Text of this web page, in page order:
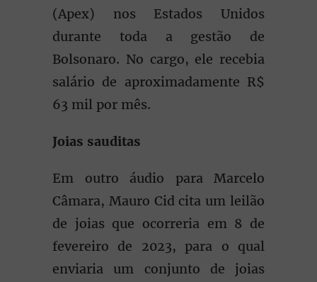
(Apex) nos Estados Unidos
durante toda a gestão de
Bolsonaro. No cargo, ele recebia
salário de aproximadamente R$
63 mil por mês.
Joias sauditas
Em outro áudio para Marcelo
Câmara, Mauro Cid cita um leilão
de joias que ocorreria em 8 de
fevereiro de 2023, para o qual
enviaria um conjunto de joias